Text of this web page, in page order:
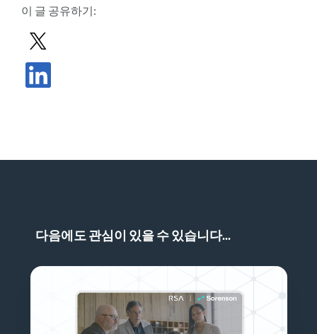
이 글 공유하기:
X로 게시물 공유하기
다음에도 관심이 있을 수 있습니다...